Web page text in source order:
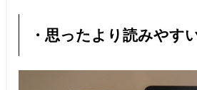
・思ったより読みやす